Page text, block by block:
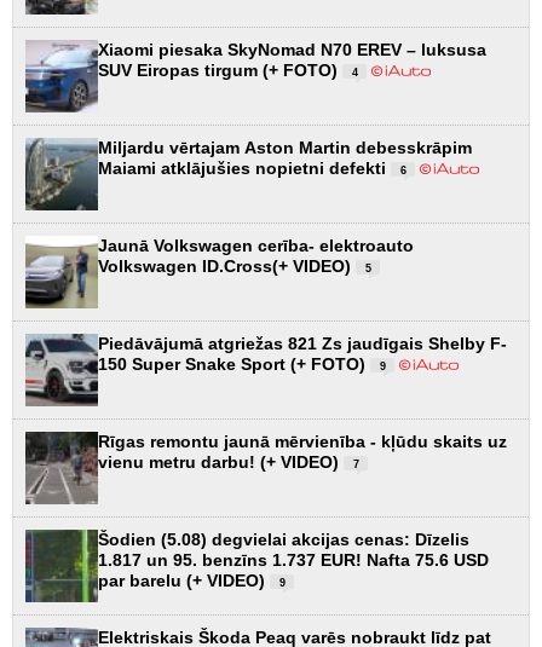
Xiaomi piesaka SkyNomad N70 EREV – luksusa
SUV Eiropas tirgum (+ FOTO)
4
Miljardu vērtajam Aston Martin debesskrāpim
Maiami atklājušies nopietni defekti
6
Jaunā Volkswagen cerība- elektroauto
Volkswagen ID.Cross(+ VIDEO)
5
Piedāvājumā atgriežas 821 Zs jaudīgais Shelby F-
150 Super Snake Sport (+ FOTO)
9
Rīgas remontu jaunā mērvienība - kļūdu skaits uz
vienu metru darbu! (+ VIDEO)
7
Šodien (5.08) degvielai akcijas cenas: Dīzelis
1.817 un 95. benzīns 1.737 EUR! Nafta 75.6 USD
par barelu (+ VIDEO)
9
Elektriskais Škoda Peaq varēs nobraukt līdz pat